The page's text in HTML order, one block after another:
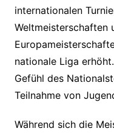
internationalen
Weltmeisterschaften
nationale Liga
Gefühl des
Teilnahme von
Während sich die